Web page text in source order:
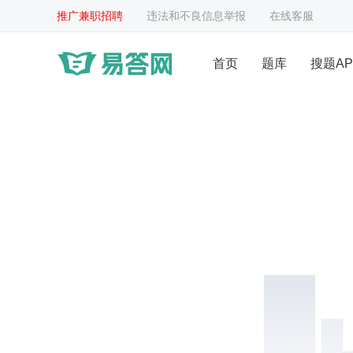
推广兼职招聘 违法和不良信息举报 在线客服
首页 题库 搜题